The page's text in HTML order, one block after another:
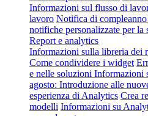
Informazioni sul flusso di
lavoro Notifica di compleanno
notifiche personalizzate per la
Report e analytics
Informazioni sulla libreria dei
Come condividere i widget
e nelle soluzioni Informazioni
agosto: Introduzione alle
esperienza di Analytics Crea
modelli Informazioni su